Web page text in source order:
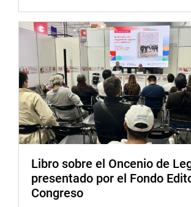
Libro sobre el Oncenio de
presentado por el Fondo
Congreso